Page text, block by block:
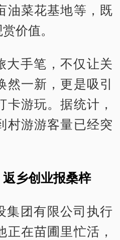
油菜花基地等，既
价值。
大手笔，不仅让关
然一新，更是吸引
游玩。据统计，
村游游客量已经突
乡创业报桑梓
集团有限公司执行
在苗圃里忙活，